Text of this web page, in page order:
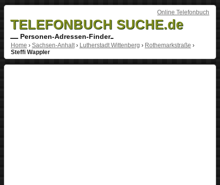
Online Telefonbuch
TELEFONBUCH SUCHE.de
Personen-Adressen-Finder
Home › Sachsen-Anhalt› Lutherstadt Wittenberg › Rothemarkstraße ›
Steffi Wappler